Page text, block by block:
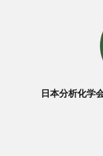
日本分析化学